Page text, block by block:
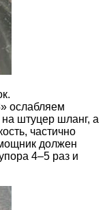
ослабляем
штуцер шланг, а
частично
должен
4–5 раз и